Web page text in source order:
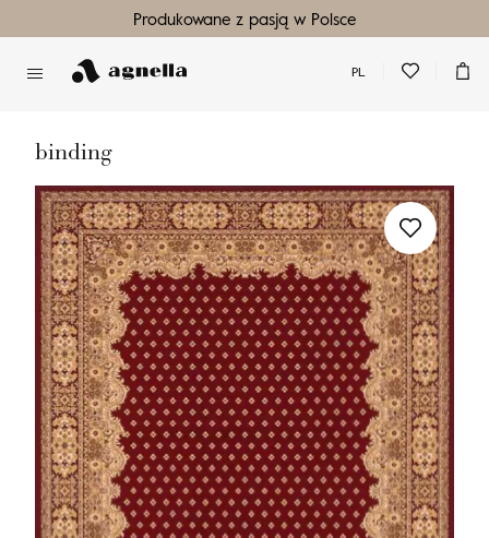
Produkowane z pasją w Polsce
PL
binding